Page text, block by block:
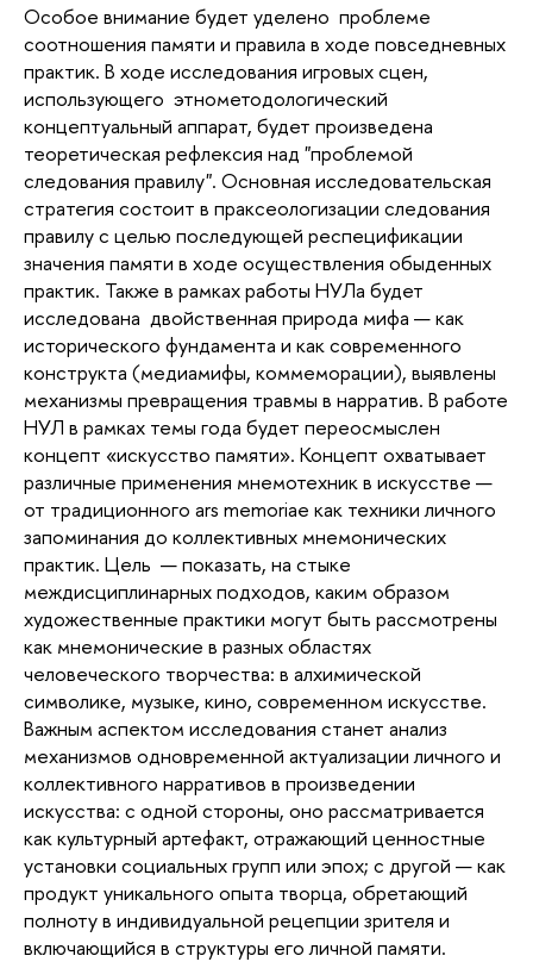
Особое внимание будет уделено проблеме
соотношения памяти и правила в ходе повседневных
практик. В ходе исследования игровых сцен,
использующего этнометодологический
концептуальный аппарат, будет произведена
теоретическая рефлексия над "проблемой
следования правилу". Основная исследовательская
стратегия состоит в праксеологизации следования
правилу с целью последующей респецификации
значения памяти в ходе осуществления обыденных
практик. Также в рамках работы НУЛа будет
исследована двойственная природа мифа — как
исторического фундамента и как современного
конструкта (медиамифы, коммеморации), выявлены
механизмы превращения травмы в нарратив. В работе
НУЛ в рамках темы года будет переосмыслен
концепт «искусство памяти». Концепт охватывает
различные применения мнемотехник в искусстве —
от традиционного ars memoriae как техники личного
запоминания до коллективных мнемонических
практик. Цель — показать, на стыке
междисциплинарных подходов, каким образом
художественные практики могут быть рассмотрены
как мнемонические в разных областях
человеческого творчества: в алхимической
символике, музыке, кино, современном искусстве.
Важным аспектом исследования станет анализ
механизмов одновременной актуализации личного и
коллективного нарративов в произведении
искусства: с одной стороны, оно рассматривается
как культурный артефакт, отражающий ценностные
установки социальных групп или эпох; с другой — как
продукт уникального опыта творца, обретающий
полноту в индивидуальной рецепции зрителя и
включающийся в структуры его личной памяти.